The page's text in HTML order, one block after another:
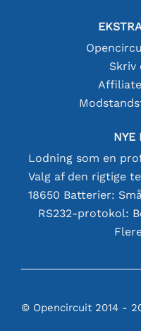
Skriv
NYE
RS232-protokol:
© Opencircuit 2014 -